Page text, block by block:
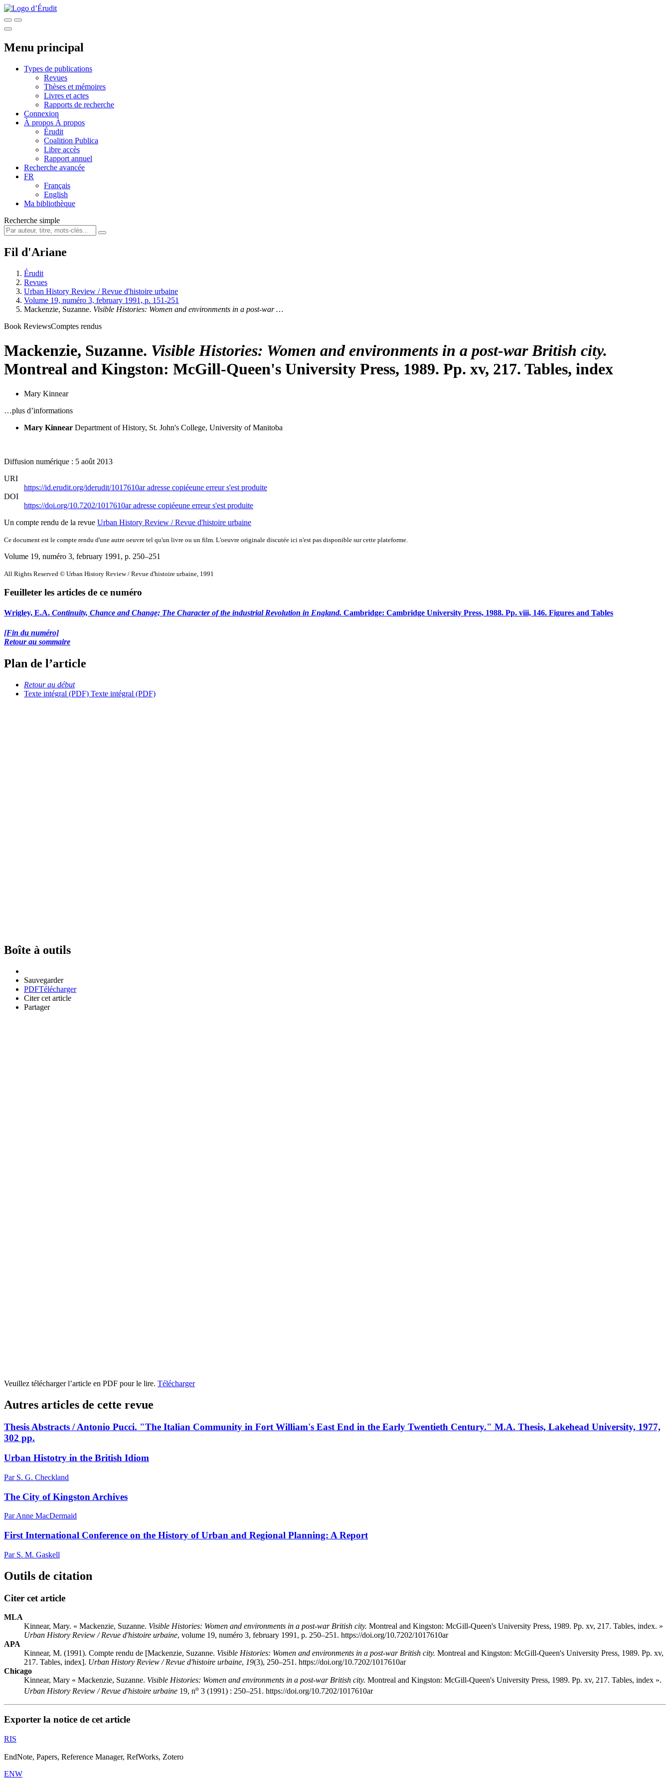
Menu principal
Types de publications
Revues
Thèses et mémoires
Livres et actes
Rapports de recherche
Connexion
À propos À propos
Érudit
Coalition Publica
Libre accès
Rapport annuel
Recherche avancée
FR
Français
English
Ma bibliothèque
Recherche simple
Fil d'Ariane
Érudit
Revues
Urban History Review / Revue d'histoire urbaine
Volume 19, numéro 3, february 1991, p. 151-251
Mackenzie, Suzanne. Visible Histories: Women and environments in a post-war …
Book ReviewsComptes rendus
Mackenzie, Suzanne. Visible Histories: Women and environments in a post-war British city.
Montreal and Kingston: McGill-Queen's University Press, 1989. Pp. xv, 217. Tables, index
Mary Kinnear
…plus d’informations
Mary Kinnear Department of History, St. John's College, University of Manitoba
Diffusion numérique : 5 août 2013
URI
https://id.erudit.org/iderudit/1017610aradresse copiéeune erreur s'est produite
DOI
https://doi.org/10.7202/1017610aradresse copiéeune erreur s'est produite
Un compte rendu de la revue Urban History Review / Revue d'histoire urbaine
Ce document est le compte rendu d'une autre oeuvre tel qu'un livre ou un film. L'oeuvre originale discutée ici n'est pas disponible sur cette plateforme.
Volume 19, numéro 3, february 1991 , p. 250–251
All Rights Reserved © Urban History Review / Revue d'histoire urbaine, 1991
Feuilleter les articles de ce numéro
Wrigley, E.A. Continuity, Chance and Change; The Character of the industrial Revolution in England. Cambridge: Cambridge University Press, 1988. Pp. viii, 146. Figures and Tables
[Fin du numéro]
Retour au sommaire
Plan de l’article
Retour au début
Texte intégral (PDF) Texte intégral (PDF)
Boîte à outils
Sauvegarder
PDFTélécharger
Citer cet article
Partager
Veuillez télécharger l’article en PDF pour le lire. Télécharger
Autres articles de cette revue
Thesis Abstracts / Antonio Pucci. "The Italian Community in Fort William's East End in the Early Twentieth Century." M.A. Thesis, Lakehead University, 1977,
302 pp.
Urban Histotry in the British Idiom
Par S. G. Checkland
The City of Kingston Archives
Par Anne MacDermaid
First International Conference on the History of Urban and Regional Planning: A Report
Par S. M. Gaskell
Outils de citation
Citer cet article
MLA
Kinnear, Mary. « Mackenzie, Suzanne. Visible Histories: Women and environments in a post-war British city. Montreal and Kingston: McGill-Queen's University Press, 1989. Pp. xv, 217. Tables, index. »
Urban History Review / Revue d'histoire urbaine, volume 19, numéro 3, february 1991, p. 250–251. https://doi.org/10.7202/1017610ar
APA
Kinnear, M. (1991). Compte rendu de [Mackenzie, Suzanne. Visible Histories: Women and environments in a post-war British city. Montreal and Kingston: McGill-Queen's University Press, 1989. Pp. xv,
217. Tables, index]. Urban History Review / Revue d'histoire urbaine, 19(3), 250–251. https://doi.org/10.7202/1017610ar
Chicago
Kinnear, Mary « Mackenzie, Suzanne. Visible Histories: Women and environments in a post-war British city. Montreal and Kingston: McGill-Queen's University Press, 1989. Pp. xv, 217. Tables, index ».
Urban History Review / Revue d'histoire urbaine 19, no 3 (1991) : 250–251. https://doi.org/10.7202/1017610ar
Exporter la notice de cet article
RIS
EndNote, Papers, Reference Manager, RefWorks, Zotero
ENW